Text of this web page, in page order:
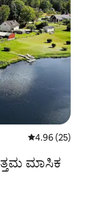
5 ರಲ್ಲಿ 4.96
4.96 (25)
ಮಾಸಿಕ